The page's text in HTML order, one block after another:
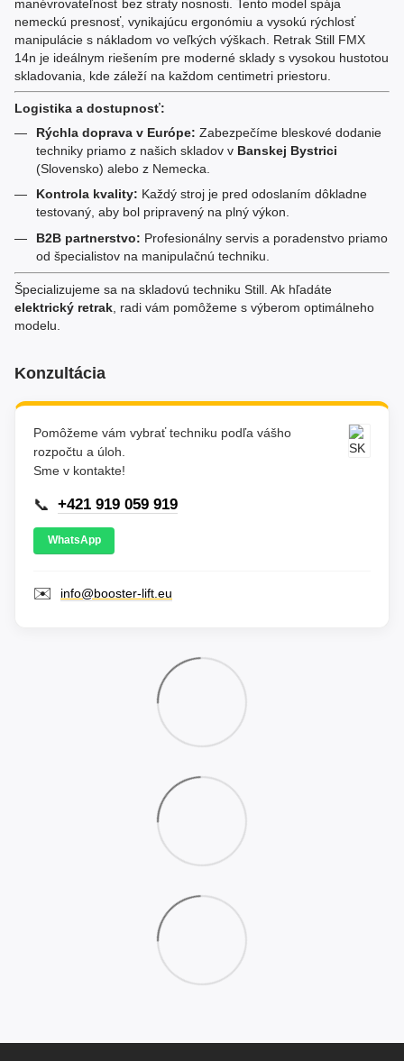
manévrovateľnosť bez straty nosnosti. Tento model spája
nemeckú presnosť, vynikajúcu ergonómiu a vysokú rýchlosť
manipulácie s nákladom vo veľkých výškach. Retrak Still FMX
14n je ideálnym riešením pre moderné sklady s vysokou hustotou
skladovania, kde záleží na každom centimetri priestoru.
Logistika a dostupnosť:
Rýchla doprava v Európe: Zabezpečíme bleskové dodanie
techniky priamo z našich skladov v Banskej Bystrici
(Slovensko) alebo z Nemecka.
Kontrola kvality: Každý stroj je pred odoslaním dôkladne
testovaný, aby bol pripravený na plný výkon.
B2B partnerstvo: Profesionálny servis a poradenstvo priamo
od špecialistov na manipulačnú techniku.
Špecializujeme sa na skladovú techniku Still. Ak hľadáte
elektrický retrak , radi vám pomôžeme s výberom optimálneho
modelu.
Konzultácia
Pomôžeme vám vybrať techniku podľa vášho
rozpočtu a úloh.
Sme v kontakte!
📞 +421 919 059 919
WhatsApp
✉️ info@booster-lift.eu